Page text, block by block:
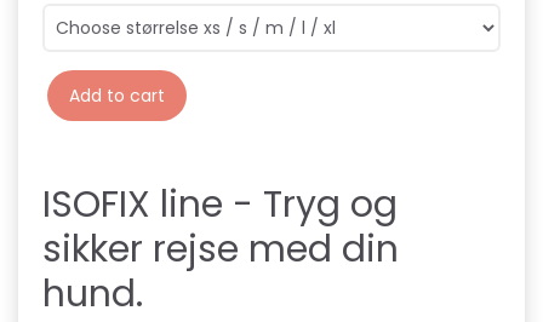
Add to cart
ISOFIX line - Tryg og
sikker rejse med din
hund.